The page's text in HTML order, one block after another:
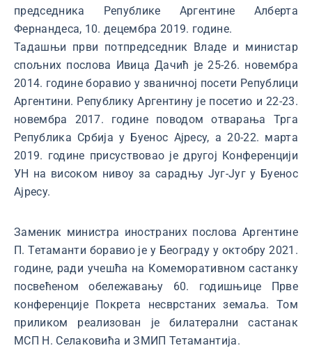
председника Републике Аргентине Алберта
Фернандеса, 10. децембра 2019. године.
Тадашњи први потпредседник Владе и министар
спољних послова Ивица Дачић је 25-26. новембра
2014. године боравио у званичној посети Републици
Аргентини. Републику Аргентину је посетио и 22-23.
новембра 2017. године поводом отварања Трга
Република Србија у Буенос Ајресу, а 20-22. марта
2019. године присуствовао је другој Конференцији
УН на високом нивоу за сарадњу Југ-Југ у Буенос
Ајресу.
Заменик министра иностраних послова Аргентине
П. Тетаманти боравио је у Београду у октобру 2021.
године, ради учешћа на Комеморативном састанку
посвећеном обележавању 60. годишњице Прве
конференције Покрета несврстаних земаља. Том
приликом реализован је билатерални састанак
МСП Н. Селаковића и ЗМИП Тетамантија.